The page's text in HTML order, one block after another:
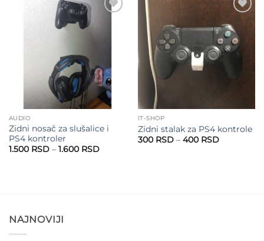
600 RSD
AUDIO
Zidni nosač za slušalice i
PS4 kontroler
1.500 RSD – 1.600 RSDRaspon
Add to
wishlist
IT-SHOP
Zidni stalak za PS4 kontrole
300 RSD – 400 RSDRaspon
NAJNOVIJI